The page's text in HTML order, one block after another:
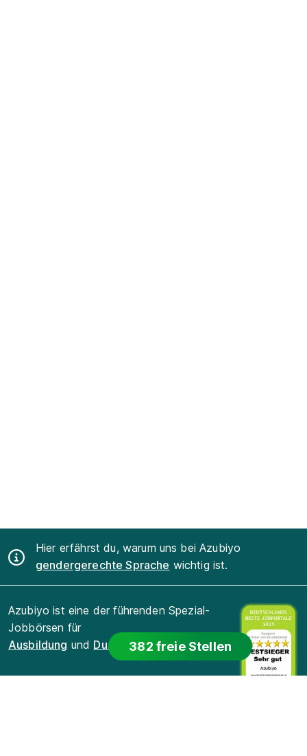
382 freie Stellen
Hier erfährst du, warum uns bei Azubiyo
gendergerechte Sprache wichtig ist.
Azubiyo ist eine der führenden Spezial-
Jobbörsen für
Ausbildung und Duales Studium.